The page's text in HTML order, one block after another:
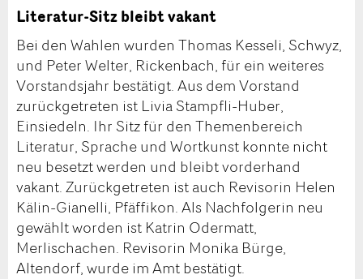
Literatur-Sitz bleibt vakant
Bei den Wahlen wurden Thomas Kesseli, Schwyz,
und Peter Welter, Rickenbach, für ein weiteres
Vorstandsjahr bestätigt. Aus dem Vorstand
zurückgetreten ist Livia Stampfli-Huber,
Einsiedeln. Ihr Sitz für den Themenbereich
Literatur, Sprache und Wortkunst konnte nicht
neu besetzt werden und bleibt vorderhand
vakant. Zurückgetreten ist auch Revisorin Helen
Kälin-Gianelli, Pfäffikon. Als Nachfolgerin neu
gewählt worden ist Katrin Odermatt,
Merlischachen. Revisorin Monika Bürge,
Altendorf, wurde im Amt bestätigt.